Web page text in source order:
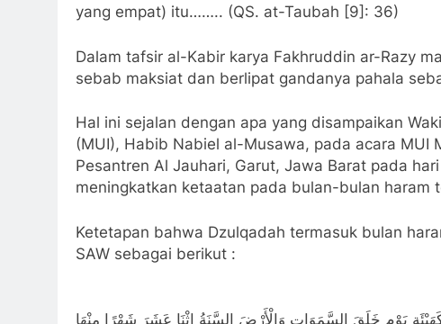
yang empat) itu…….. (QS. at-Taubah [9]: 36)
Dalam tafsir al-Kabir karya Fakhruddin ar-Razy
sebab maksiat dan berlipat gandanya pahala
Hal ini sejalan dengan apa yang disampaikan
(MUI), Habib Nabiel al-Musawa, pada acara MUI
Pesantren Al Jauhari, Garut, Jawa Barat pada
meningkatkan ketaatan pada bulan-bulan haram
Ketetapan bahwa Dzulqadah termasuk bulan
SAW sebagai berikut :
يَوْمٍ خَلَقَ السَّمَوَاتِ وَالْأَرْضَ السَّنَةُ اثْنَا عَشَرَ شَهْرًا مِنْهَا